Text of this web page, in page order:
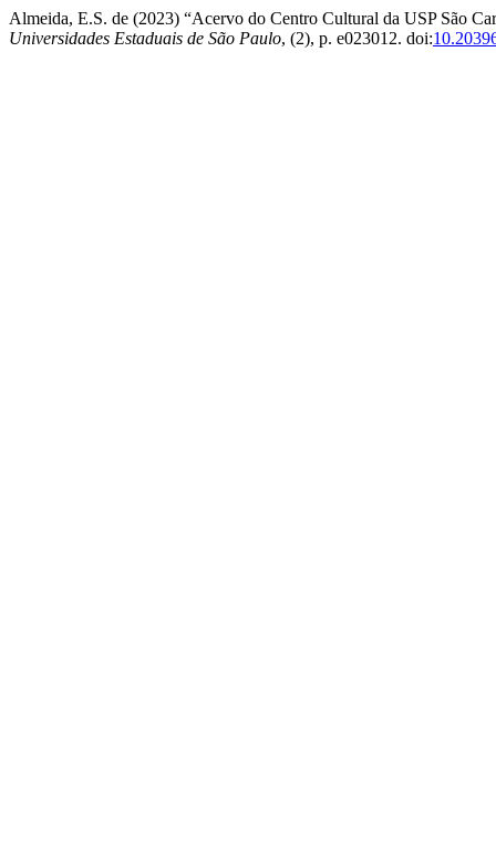
Almeida, E.S. de (2023) “Acervo do Centro Cultural da USP São
Universidades Estaduais de São Paulo, (2), p. e023012. doi: